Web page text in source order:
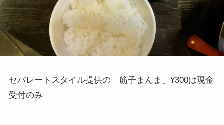
セパレートスタイル提供の「筋子まんま」¥300は現金
受付のみ